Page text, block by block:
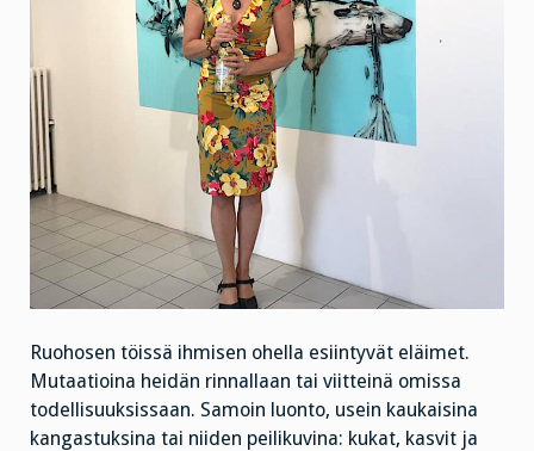
Ruohosen töissä ihmisen ohella esiintyvät eläimet.
Mutaatioina heidän rinnallaan tai viitteinä omissa
todellisuuksissaan. Samoin luonto, usein kaukaisina
kangastuksina tai niiden peilikuvina: kukat, kasvit ja